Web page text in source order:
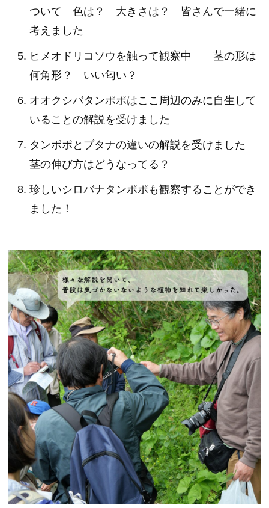
ついて 色は？ 大きさは？ 皆さんで一緒に
考えました
ヒメオドリコソウを触って観察中 茎の形は
何角形？ いい匂い？
オオクシバタンポポはここ周辺のみに自生して
いることの解説を受けました
タンポポとブタナの違いの解説を受けました
茎の伸び方はどうなってる？
珍しいシロバナタンポポも観察することができ
ました！